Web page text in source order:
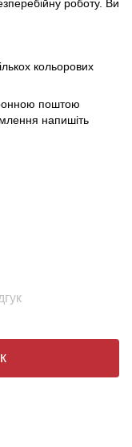
роботу. Ви
кольорових
поштою
напишіть